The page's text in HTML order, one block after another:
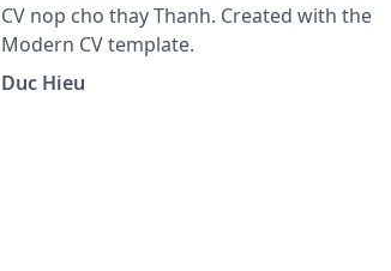
CV nop cho thay Thanh. Created with the
Modern CV template.
Duc Hieu